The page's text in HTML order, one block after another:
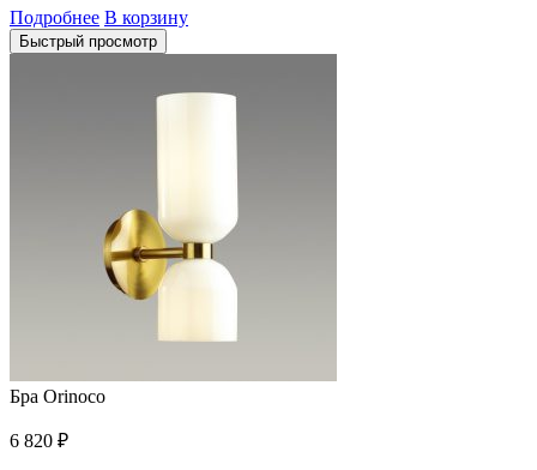
Подробнее В корзину
Быстрый просмотр
Бра Orinoco
6 820 ₽